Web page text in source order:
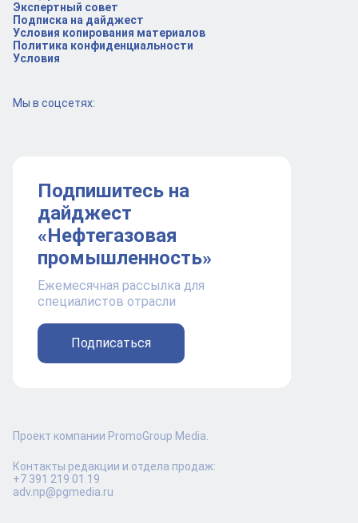
Экспертный совет
Подписка на дайджест
Условия копирования материалов
Политика конфиденциальности
Условия
Мы в соцсетях:
Подпишитесь на
дайджест
«Нефтегазовая
промышленность»
Ежемесячная рассылка для
специалистов отрасли
Подписаться
Проект компании PromoGroup Media.
Контакты редакции и отдела продаж:
+7 391 219 01 19
adv.np@pgmedia.ru